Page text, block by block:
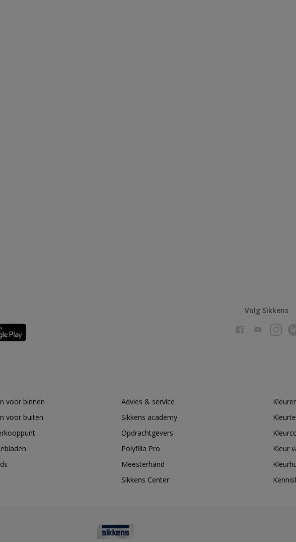
Volg Sikkens
voor binnen
voor buiten
Advies & service
Sikkens academy
Opdrachtgevers
Polyfilla Pro
Meesterhand
Sikkens Center
Kleur